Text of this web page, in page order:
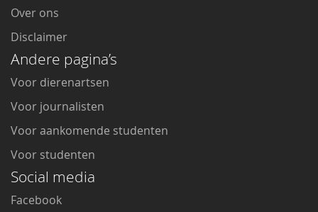
Over ons
Disclaimer
Andere pagina’s
Voor dierenartsen
Voor journalisten
Voor aankomende studenten
Voor studenten
Social media
Facebook